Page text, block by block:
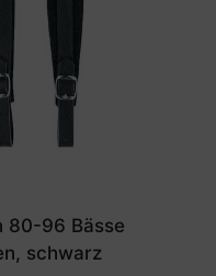
80-96 Bässe
schwarz